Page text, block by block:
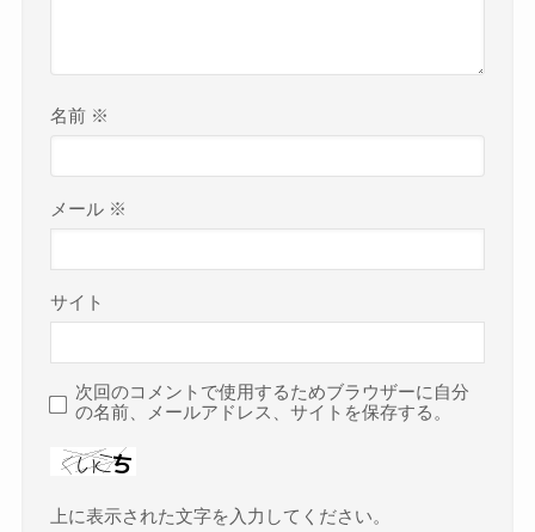
名前 ※
メール ※
サイト
次回のコメントで使用するためブラウザーに自分
の名前、メールアドレス、サイトを保存する。
上に表示された文字を入力してください。